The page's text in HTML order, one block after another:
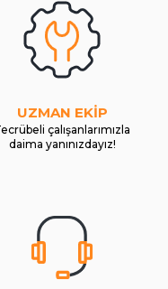
UZMAN EKİP
çalışanlarımızla
daima yanınızdayız!